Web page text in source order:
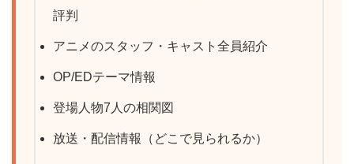
評判
アニメのスタッフ・キャスト全員紹介
OP/EDテーマ情報
登場人物7人の相関図
放送・配信情報（どこで見られるか）